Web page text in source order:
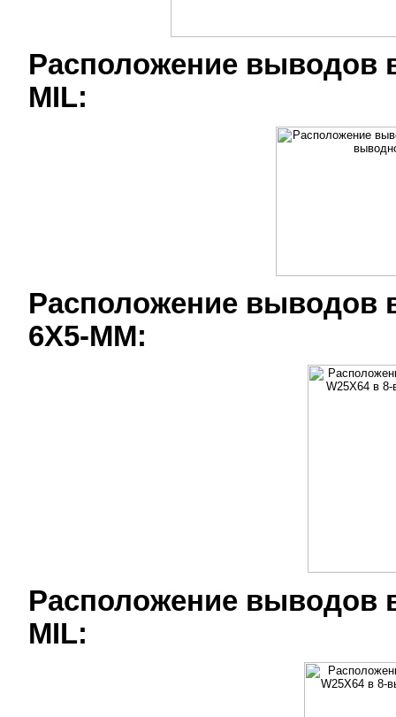
Расположение выводов
MIL:
Расположение выводов
6X5-MM:
Расположение выводов
MIL: